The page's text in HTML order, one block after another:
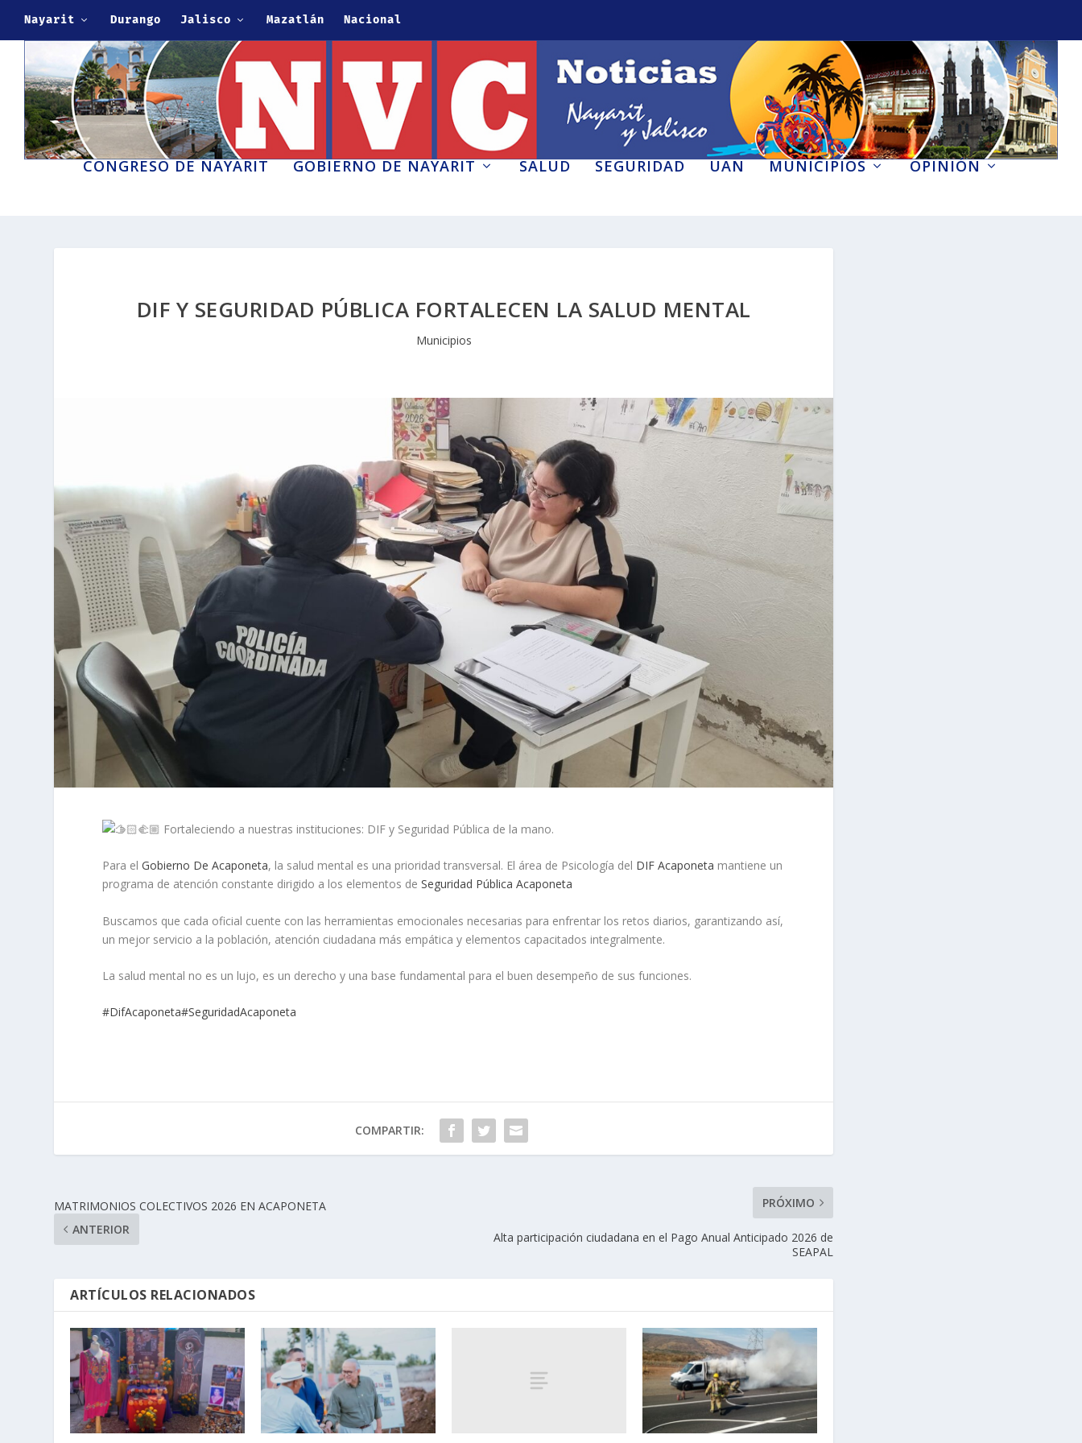
Nayarit Durango Jalisco Mazatlán Nacional
CONGRESO DE NAYARIT GOBIERNO DE NAYARIT SALUD SEGURIDAD UAN MUNICIPIOS OPINIÓN
DIF Y SEGURIDAD PÚBLICA FORTALECEN LA SALUD MENTAL
Municipios
Fortaleciendo a nuestras instituciones: DIF y Seguridad Pública de la mano.
Para elGobierno De Acaponeta, la salud mental es una prioridad transversal. El área de Psicología del DIF Acaponeta mantiene un
programa de atención constante dirigido a los elementos deSeguridad Pública Acaponeta
Buscamos que cada oficial cuente con las herramientas emocionales necesarias para enfrentar los retos diarios, garantizando así,
un mejor servicio a la población, atención ciudadana más empática y elementos capacitados integralmente.
La salud mental no es un lujo, es un derecho y una base fundamental para el buen desempeño de sus funciones.
#DifAcaponeta#SeguridadAcaponeta
COMPARTIR:
MATRIMONIOS COLECTIVOS 2026 EN ACAPONETA
ANTERIOR
PRÓXIMO
Alta participación ciudadana en el Pago Anual Anticipado 2026 de
SEAPAL
ARTÍCULOS RELACIONADOS